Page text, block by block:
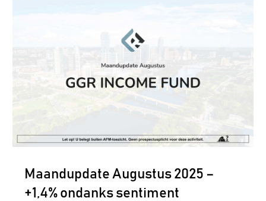
Maandupdate Augustus 2025 –
+1,4% ondanks sentiment